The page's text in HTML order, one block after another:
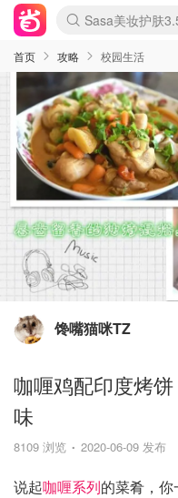
lululemon折扣上
Sasa美妆护肤
SSENSE年中3折
FreshBeauty好
Cettire降价+叠9折
WWS Coles超市
viagogo二手票捡
Myer超级周末1折
The Outnet奢牌
David Jones 3折
Flannels大牌1折
Perfumes Club
AMIRO返校季6.2
Amazon折扣汇总
eToro入金$200
Amazon数码好物
ICONIC本周7.5折
ThedoubleF高奢
Moose Knuckles
丝芙兰5折起
EUFY官网3.7折起
Selenichast首饰
Trip机票酒店促销
YSL送5件彩妆礼
Amazon家居好物
Amazon美妆护肤
雅漾大喷$8
过敏原检测盒$33
伊索独家赠50ml
科颜氏清仓3折
SEALIFE海洋馆
丝塔芙大白罐$16
订阅Newsletter
Cult Beauty 6.8折
Harrods圣诞日
LN-CC奢牌私促3
d'Alba空姐喷雾
EVE LOM套装逆
Bernardelli独家4
Adore Beauty 6
CT圣诞日历
Mytheresa奢品
Luxury Escapes
Currentbody美
MOON Garden
Roborock扫地机
Tingo Life水杯
Valentino官网5折
CR洗发护发6.3折
修丽可套装7.4折
Myer彩妆2件7折
GANNI官网4.5折
Stylevana韩妆4折
Tessabit高奢8.5
OGX洗护4折
Amazon阿德莱
卡诗8.5折+赠礼
Philips Hue灯具8
首页 攻略 校园生活
馋嘴猫咪TZ
咖喱鸡配印度烤
味
8109 浏览 2020-06-09 发布
说起咖喱系列的菜肴，你